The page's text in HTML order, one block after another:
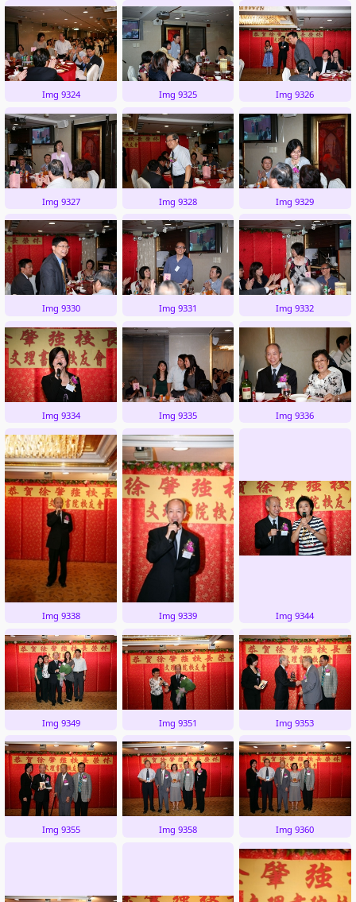
Img 9324 Img 9325 Img 9326
Img 9327 Img 9328 Img 9329
Img 9330 Img 9331 Img 9332
Img 9334 Img 9335 Img 9336
Img 9338 Img 9339 Img 9344
Img 9349 Img 9351 Img 9353
Img 9355 Img 9358 Img 9360